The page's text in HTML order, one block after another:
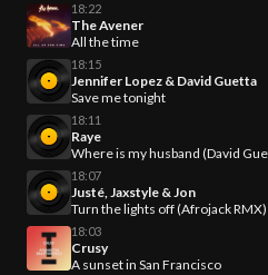
18:22
The Avener
All the time
18:15
Jennifer Lopez & David Guetta
Save me tonight
18:11
Raye
Where is my husband (David
18:07
Justé, Jaxstyle & Jon
Turn the lights off (Afrojack RMX)
18:03
Crusy
A sunset in San Francisco